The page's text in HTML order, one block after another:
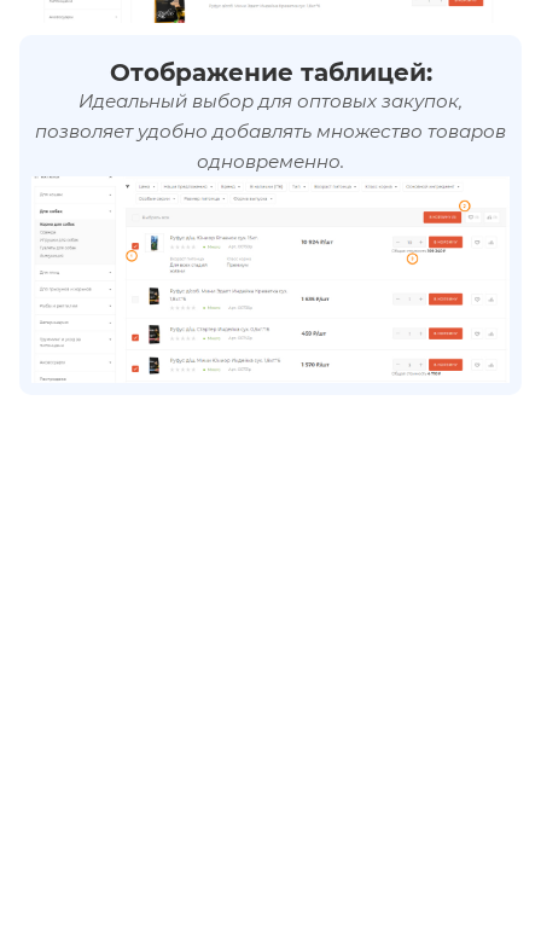
Отображение таблицей:
Идеальный выбор для оптовых закупок,
позволяет удобно добавлять множество товаров
одновременно.